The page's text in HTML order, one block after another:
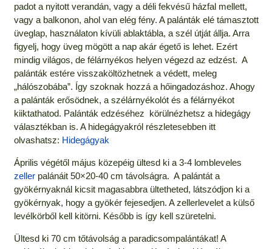
padot a nyitott verandán, vagy a déli fekvésű házfal mellett,
vagy a balkonon, ahol van elég fény. A palánták elé támasztott
üveglap, használaton kívüli ablaktábla, a szél útját állja. Arra
figyelj, hogy üveg mögött a nap akár égető is lehet. Ezért
mindig világos, de félárnyékos helyen végezd az edzést. A
palánták estére visszaköltözhetnek a védett, meleg
„hálószobába”. Így szoknak hozzá a hőingadozáshoz. Ahogy
a palánták erősödnek, a szélárnyékolót és a félárnyékot
kiiktathatod. Palánták edzéséhez körülnézhetsz a hidegágy
választékban is. A hidegágyakról részletesebben itt
olvashatsz: Hidegágyak
Április végétől május közepéig ültesd ki a 3-4 lombleveles
zellerpalánáit 50×20-40 cm távolságra. A palántát a
gyökérnyaknál kicsit magasabbra ültetheted, látszódjon ki a
gyökérnyak, hogy a gyökér fejesedjen. A zellerlevelet a külső
levélkörből kell kitörni. Később is így kell szüretelni.
Ültesd ki 70 cm tőtávolság a paradicsompalántákat! A